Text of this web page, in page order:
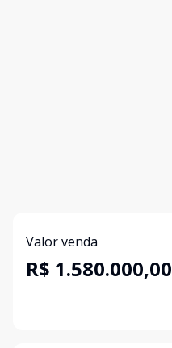
Valor venda
R$ 1.580.000,00